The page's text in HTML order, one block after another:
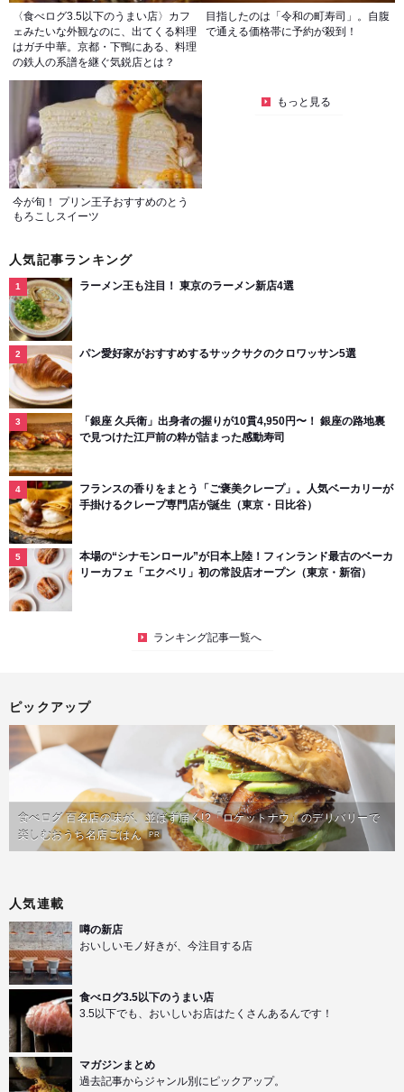
〈食べログ3.5以下のうまい店〉カフ
ェみたいな外観なのに、出てくる料理
はガチ中華。京都・下鴨にある、料理
の鉄人の系譜を継ぐ気鋭店とは？
目指したのは「令和の町寿司」。自腹
で通える価格帯に予約が殺到！
今が旬！ プリン王子おすすめのとう
もろこしスイーツ
もっと見る
人気記事ランキング
ラーメン王も注目！ 東京のラーメン新店4選
パン愛好家がおすすめするサックサクのクロワッサン5選
「銀座 久兵衛」出身者の握りが10貫4,950円〜！ 銀座の路地裏
で見つけた江戸前の粋が詰まった感動寿司
フランスの香りをまとう「ご褒美クレープ」。人気ベーカリーが
手掛けるクレープ専門店が誕生（東京・日比谷）
本場の“シナモンロール”が日本上陸！フィンランド最古のベーカ
リーカフェ「エクベリ」初の常設店オープン（東京・新宿）
ランキング記事一覧へ
ピックアップ
食べログ 百名店の味が、並ばず届く!?「ロケットナウ」のデリバリーで
楽しむおうち名店ごはん PR
人気連載
噂の新店
おいしいモノ好きが、今注目する店
食べログ3.5以下のうまい店
3.5以下でも、おいしいお店はたくさんあるんです！
マガジンまとめ
過去記事からジャンル別にピックアップ。